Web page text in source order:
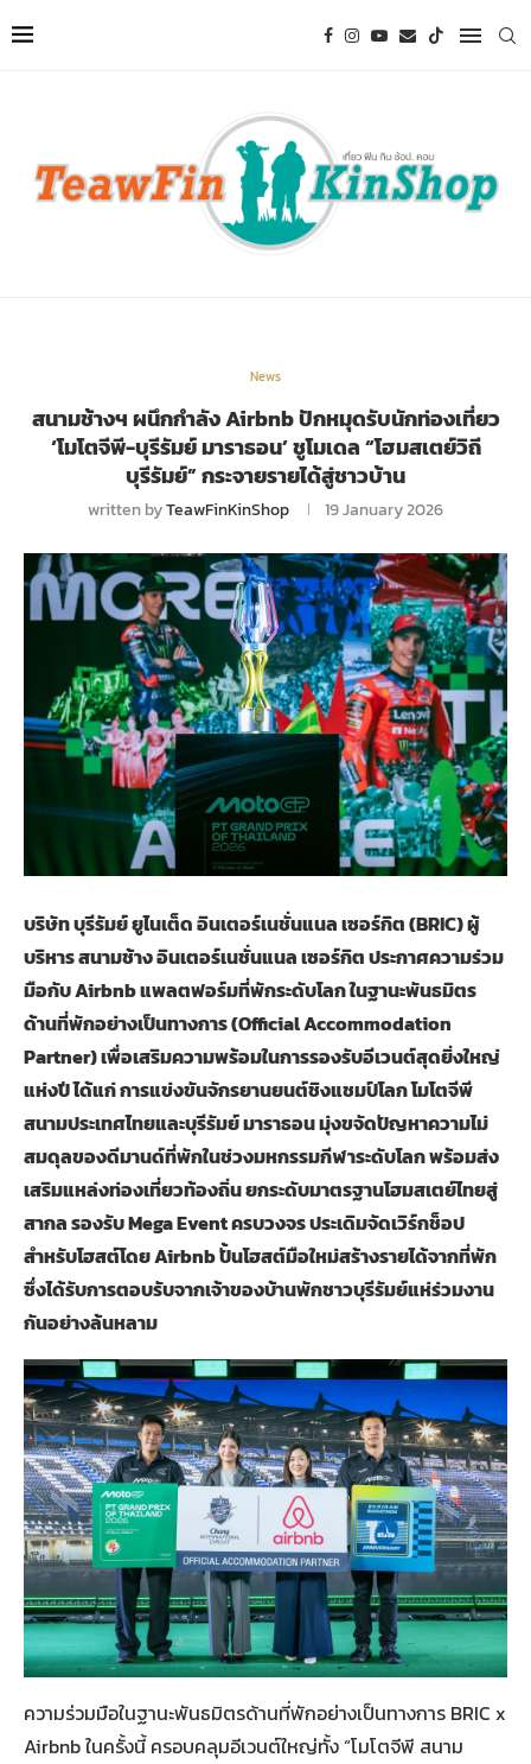
News
สนามช้างฯ ผนึกกำลัง Airbnb ปักหมุดรับนักท่องเที่ยว
‘โมโตจีพี-บุรีรัมย์ มาราธอน’ ชูโมเดล “โฮมสเตย์วิถี
บุรีรัมย์” กระจายรายได้สู่ชาวบ้าน
written byTeawFinKinShop 19 January 2026
บริษัท บุรีรัมย์ ยูไนเต็ด อินเตอร์เนชั่นแนล เซอร์กิต (BRIC) ผู้
บริหาร สนามช้าง อินเตอร์เนชั่นแนล เซอร์กิต ประกาศความร่วม
มือกับ Airbnb แพลตฟอร์มที่พักระดับโลก ในฐานะพันธมิตร
ด้านที่พักอย่างเป็นทางการ (Official Accommodation
Partner) เพื่อเสริมความพร้อมในการรองรับอีเวนต์สุดยิ่งใหญ่
แห่งปี ได้แก่ การแข่งขันจักรยานยนต์ชิงแชมป์โลก โมโตจีพี
สนามประเทศไทยและบุรีรัมย์ มาราธอน มุ่งขจัดปัญหาความไม่
สมดุลของดีมานด์ที่พักในช่วงมหกรรมกีฬาระดับโลก พร้อมส่ง
เสริมแหล่งท่องเที่ยวท้องถิ่น ยกระดับมาตรฐานโฮมสเตย์ไทยสู่
สากล รองรับ Mega Event ครบวงจร ประเดิมจัดเวิร์กช็อป
สำหรับโฮสต์โดย Airbnb ปั้นโฮสต์มือใหม่สร้างรายได้จากที่พัก
ซึ่งได้รับการตอบรับจากเจ้าของบ้านพักชาวบุรีรัมย์แห่ร่วมงาน
กันอย่างล้นหลาม
ความร่วมมือในฐานะพันธมิตรด้านที่พักอย่างเป็นทางการ BRIC x
Airbnb ในครั้งนี้ ครอบคลุมอีเวนต์ใหญ่ทั้ง “โมโตจีพี สนาม